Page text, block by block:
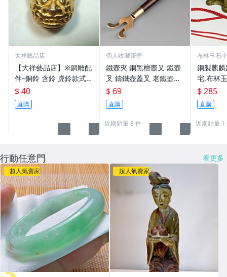
大祥藝品店
【大祥藝品店】※銅雕配
件–銅鈴 含鈴 虎鈴款式
吊飾 銅製
$ 40
直購
個人收藏茶壺
鐵壺夾 銅黑檀壺叉 鐵壺
叉 鑄鐵壺蓋叉 老鐵壺夾
子配件 生鐵壺器 老鐵壺
器
$ 69
直購
近期銷量 8 件
布林玉石
銅製麒
宅,布林
6，贈中
五帝錢
$ 285
直購
近期銷量 1
行動任意門 看更多
超人氣賣家 超人氣賣家